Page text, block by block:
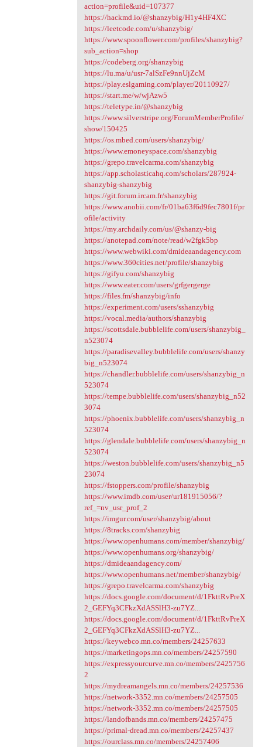
action=profile&uid=107377
https://hackmd.io/@shanzybig/H1y4HF4XC
https://leetcode.com/u/shanzybig/
https://www.spoonflower.com/profiles/shanzybig?
sub_action=shop
https://codeberg.org/shanzybig
https://lu.ma/u/usr-7alSzFe9nnUjZcM
https://play.eslgaming.com/player/20110927/
https://start.me/w/wjAzw5
https://teletype.in/@shanzybig
https://www.silverstripe.org/ForumMemberProfile/
show/150425
https://os.mbed.com/users/shanzybig/
https://www.emoneyspace.com/shanzybig
https://grepo.travelcarma.com/shanzybig
https://app.scholasticahq.com/scholars/287924-
shanzybig-shanzybig
https://git.forum.ircam.fr/shanzybig
https://www.anobii.com/fr/01ba63f6d9fec7801f/pr
ofile/activity
https://my.archdaily.com/us/@shanzy-big
https://anotepad.com/note/read/w2fgk5bp
https://www.webwiki.com/dmideaandagency.com
https://www.360cities.net/profile/shanzybig
https://gifyu.com/shanzybig
https://www.eater.com/users/grfgergerge
https://files.fm/shanzybig/info
https://experiment.com/users/sshanzybig
https://vocal.media/authors/shanzybig
https://scottsdale.bubblelife.com/users/shanzybig_
n523074
https://paradisevalley.bubblelife.com/users/shanzy
big_n523074
https://chandler.bubblelife.com/users/shanzybig_n
523074
https://tempe.bubblelife.com/users/shanzybig_n52
3074
https://phoenix.bubblelife.com/users/shanzybig_n
523074
https://glendale.bubblelife.com/users/shanzybig_n
523074
https://weston.bubblelife.com/users/shanzybig_n5
23074
https://fstoppers.com/profile/shanzybig
https://www.imdb.com/user/ur181915056/?
ref_=nv_usr_prof_2
https://imgur.com/user/shanzybig/about
https://8tracks.com/shanzybig
https://www.openhumans.com/member/shanzybig/
https://www.openhumans.org/shanzybig/
https://dmideaandagency.com/
https://www.openhumans.net/member/shanzybig/
https://grepo.travelcarma.com/shanzybig
https://docs.google.com/document/d/1FkttRvPreX
2_GEFYq3CFkzXdASSlH3-zu7YZ...
https://docs.google.com/document/d/1FkttRvPreX
2_GEFYq3CFkzXdASSlH3-zu7YZ...
https://keywebco.mn.co/members/24257633
https://marketingops.mn.co/members/24257590
https://expressyourcurve.mn.co/members/2425756
2
https://mydreamangels.mn.co/members/24257536
https://network-3352.mn.co/members/24257505
https://network-3352.mn.co/members/24257505
https://landofbands.mn.co/members/24257475
https://primal-dread.mn.co/members/24257437
https://ourclass.mn.co/members/24257406